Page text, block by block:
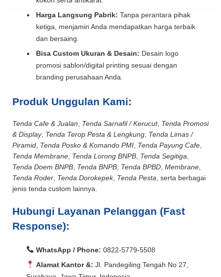
Harga Langsung Pabrik: Tanpa perantara pihak
ketiga, menjamin Anda mendapatkan harga terbaik
dan bersaing.
Bisa Custom Ukuran & Desain: Desain logo
promosi sablon/digital printing sesuai dengan
branding perusahaan Anda.
Produk Unggulan Kami:
Tenda Cafe & Jualan Tenda Sarnafil / Kerucut, Tenda Promosi
& Display, Tenda Terop Pesta & Lengkung Tenda Limas /
Piramid Tenda Posko & Komando PMI Tenda Payung Cafe
Tenda Membrane Tenda Lorong BNPB Tenda Segitiga
Tenda Doem BNPB Tenda BNPB Tenda BPBD Membrane
Tenda Roder Tenda Dorokepek, Tenda Pesta , serta berbagai
jenis tenda custom lainnya.
Hubungi Layanan Pelanggan (Fast
Response):
WhatsApp / Phone: 0822-5779-5508
Alamat Kantor &: Jl. Pandegiling Tengah No 27,